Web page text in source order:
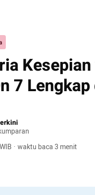
7
· waktu baca 3 menit